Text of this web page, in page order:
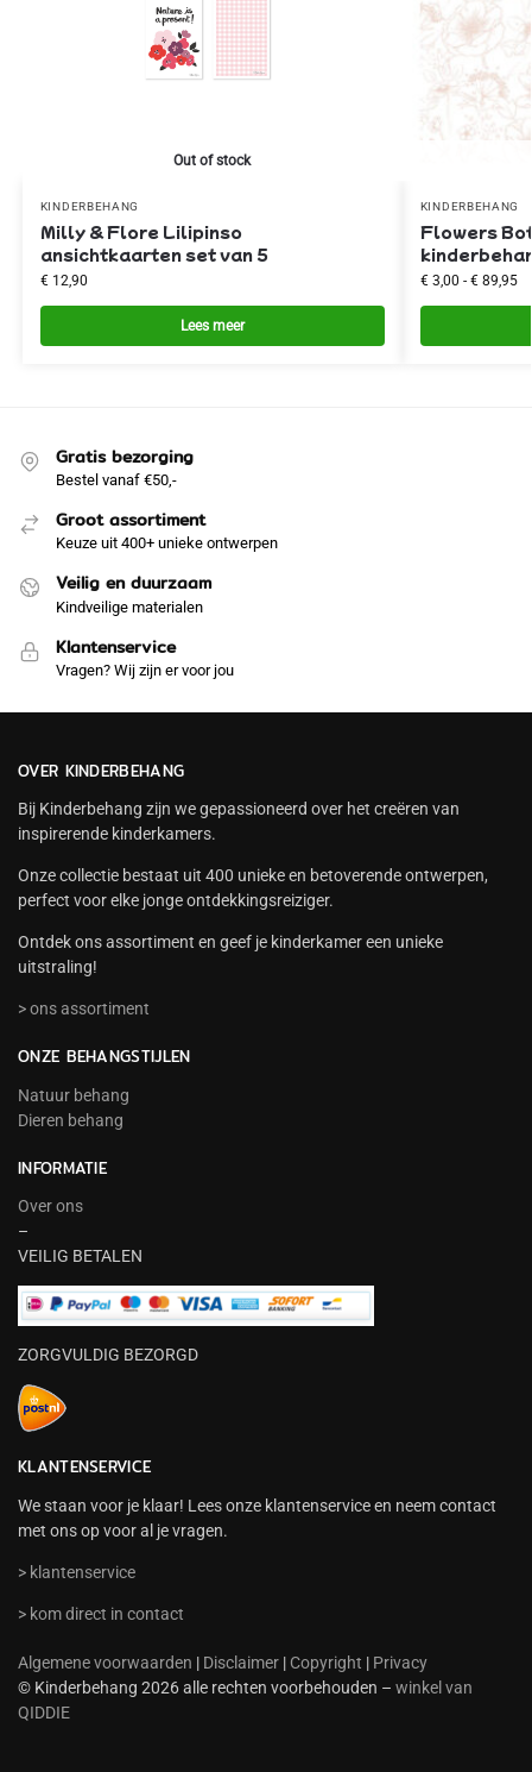
Out of stock
KINDERBEHANG
Milly & Flore Lilipinso
ansichtkaarten set van 5
€12,90
Lees meer
KINDERBEHANG
Flowers
€3,00 - €89,95
Gratis bezorging
Bestel vanaf €50,-
Groot assortiment
Keuze uit 400+ unieke ontwerpen
Veilig en duurzaam
Kindveilige materialen
Klantenservice
Vragen? Wij zijn er voor jou
OVER KINDERBEHANG
Bij Kinderbehang zijn we gepassioneerd over het creëren van
inspirerende kinderkamers.
Onze collectie bestaat uit 400 unieke en betoverende ontwerpen,
perfect voor elke jonge ontdekkingsreiziger.
Ontdek ons assortiment en geef je kinderkamer een unieke
uitstraling!
> ons assortiment
ONZE BEHANGSTIJLEN
Natuur behang
Dieren behang
INFORMATIE
Over ons
–
VEILIG BETALEN
ZORGVULDIG BEZORGD
KLANTENSERVICE
We staan voor je klaar! Lees onze klantenservice en neem contact
met ons op voor al je vragen.
> klantenservice
> kom direct in contact
Algemene voorwaarden | Disclaimer | Copyright | Privacy
© Kinderbehang 2026 alle rechten voorbehouden – winkel van
QIDDIE